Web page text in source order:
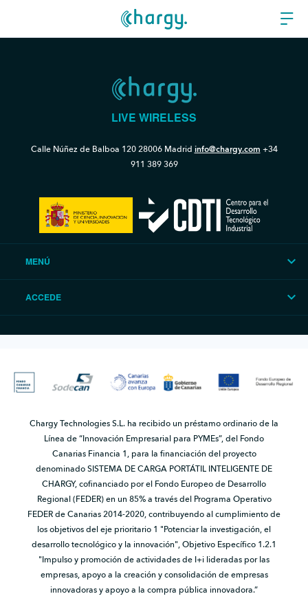
LIVE WIRELESS
Calle Núñez de Balboa 12028006 Madrid info@chargy.com +34
911 389 369
MENÚ
ACCEDE
Chargy Technologies S.L. ha recibido un préstamo ordinario de la
Línea de “Innovación Empresarial para PYMEs”, del Fondo
Canarias Financia 1, para la financiación del proyecto
denominado SISTEMA DE CARGA PORTÁTIL INTELIGENTE DE
CHARGY, cofinanciado por el Fondo Europeo de Desarrollo
Regional (FEDER) en un 85% a través del Programa Operativo
FEDER de Canarias 2014-2020, contribuyendo al cumplimiento de
los objetivos del eje prioritario 1 "Potenciar la investigación, el
desarrollo tecnológico y la innovación", Objetivo Específico 1.2.1
"Impulso y promoción de actividades de I+i lideradas por las
empresas, apoyo a la creación y consolidación de empresas
innovadoras y apoyo a la compra pública innovadora.”